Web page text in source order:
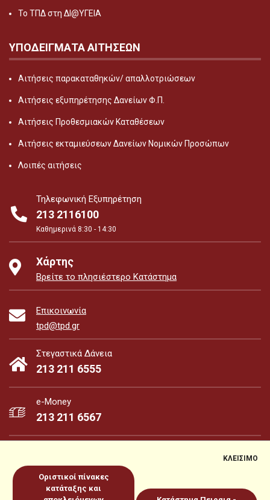
Το ΤΠΔ στη ΔΙ@ΥΓΕΙΑ
ΥΠΟΔΕΙΓΜΑΤΑ ΑΙΤΗΣΕΩΝ
Αιτήσεις παρακαταθηκών/ απαλλοτριώσεων
Αιτήσεις εξυπηρέτησης Δανείων Φ.Π.
Αιτήσεις Προθεσμιακών Καταθέσεων
Αιτήσεις εκταμιεύσεων Δανείων Νομικών Προσώπων
Λοιπές αιτήσεις
Τηλεφωνική Εξυπηρέτηση
213 2116100
Καθημερινά 8:30 - 14:30
Χάρτης
Βρείτε το πλησιέστερο Κατάστημα
Επικοινωνία
tpd@tpd.gr
Στεγαστικά Δάνεια
213 211 6555
e-Money
213 211 6567
e-Money
ΚΛΕΙΣΙΜΟ
Οριστικοί πίνακες
κατάταξης και